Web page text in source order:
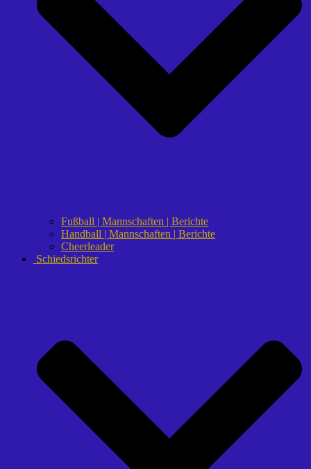
Fußball | Mannschaften | Berichte
Handball | Mannschaften | Berichte
Cheerleader
Schiedsrichter